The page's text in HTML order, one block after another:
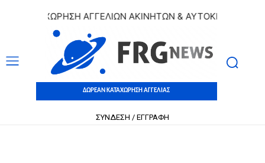
ΚΑΤΑΧΩΡΗΣΗ ΑΓΓΕΛΙΩΝ ΑΚΙΝΗΤΩΝ & ΑΥΤΟΚΙΝΗΤΩΝ |
ΔΩΡΕΑΝ ΚΑΤΑΧΩΡΗΣΗ ΑΓΓΕΛΙΑΣ
ΣΥΝΔΕΣΗ / ΕΓΓΡΑΦΗ